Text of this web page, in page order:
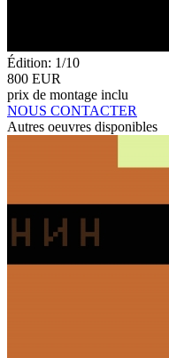
Édition: 1/10
800 EUR
prix de montage inclu
NOUS CONTACTER
Autres oeuvres disponibles